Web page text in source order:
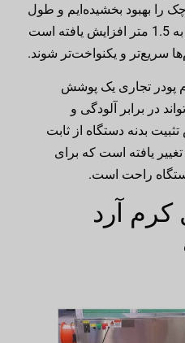
را بهبود بخشیده‌ایم و طول
مش داخلی آن از 1 متر اصلی به 1.5 متر افزایش یافته است
سریع‌تر و یکنواخت‌تر شوند.
پودر تجاری یک پوشش
در برابر آلودگی و
بدنه دستگاه از ثابت
یافته است که برای
راحت است.
کرم آرد